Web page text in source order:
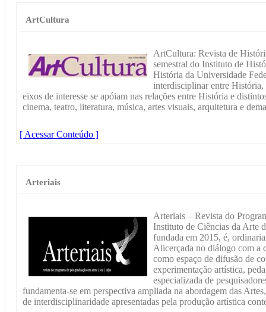
ArtCultura
ArtCultura: Revista de
semestral do Instituto de
História da Universidade
interdisciplinar entre História,
eixos de interesse se apóiam nas relações entre História e
cinema, teatro, literatura, música, artes visuais, arquitetura e
[ Acessar Conteúdo ]
Arteriais
Arteriais – Revista do
Instituto de Ciências da Arte
fundada em 2015, é,
Alicerçada no diálogo com a
como espaço de difusão de
experimentação artística,
especializada de
fundamenta-se em perspectiva ampliada na abordagem das
de interdisciplinaridade apresentadas pela produção artística